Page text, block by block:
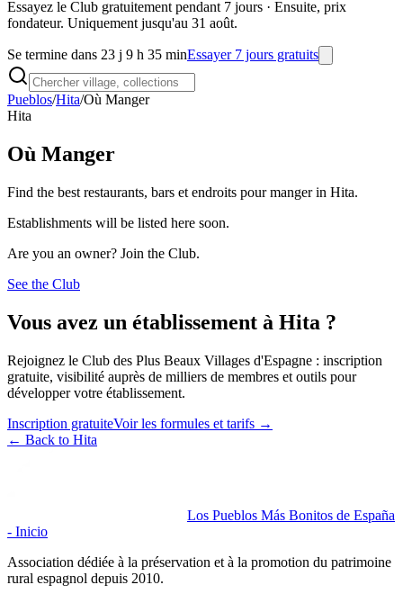
Essayez le Club gratuitement pendant 7 jours · Ensuite, prix
fondateur. Uniquement jusqu'au 31 août.
Se termine dans 23 j 9 h 35 minEssayer 7 jours gratuits
Pueblos/Hita/Où Manger
Hita
Où Manger
Find the best restaurants, bars et endroits pour manger in Hita.
Establishments will be listed here soon.
Are you an owner? Join the Club.
See the Club
Vous avez un établissement à Hita ?
Rejoignez le Club des Plus Beaux Villages d'Espagne : inscription
gratuite, visibilité auprès de milliers de membres et outils pour
développer votre établissement.
Inscription gratuiteVoir les formules et tarifs →
← Back to Hita
Los Pueblos Más Bonitos de España
- Inicio
Association dédiée à la préservation et à la promotion du patrimoine
rural espagnol depuis 2010.